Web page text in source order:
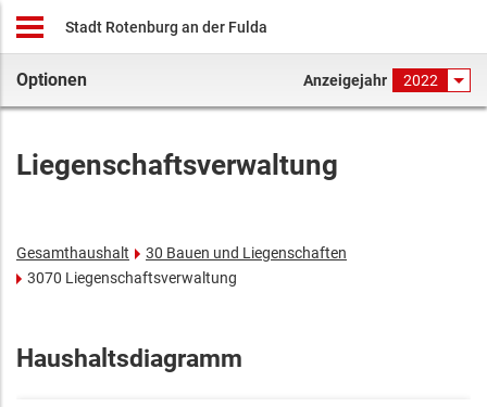
Stadt Rotenburg an der Fulda
Optionen Anzeigejahr 2022
Liegenschaftsverwaltung
Gesamthaushalt
30 Bauen und Liegenschaften
3070 Liegenschaftsverwaltung
Haushaltsdiagramm